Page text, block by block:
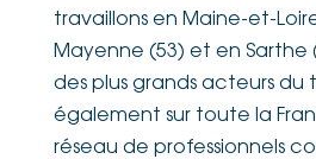
travaillons en Maine-et-
Mayenne (53) et en Sarthe
des plus grands acteurs du
également sur toute la
réseau de professionnels